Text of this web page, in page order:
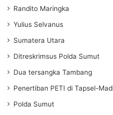
Randito Maringka
Yulius Selvanus
Sumatera Utara
Ditreskrimsus Polda Sumut
Dua tersangka Tambang
Penertiban PETI di Tapsel-
Polda Sumut